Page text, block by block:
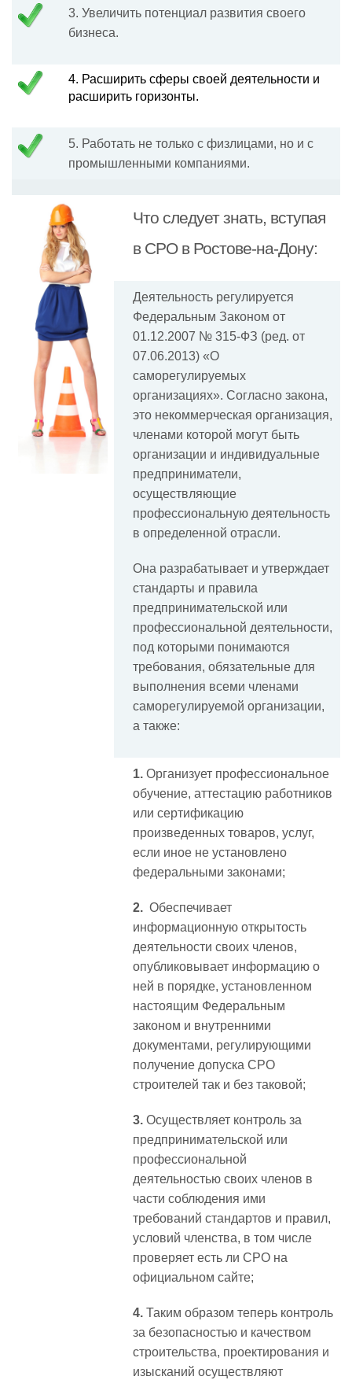
3. Увеличить потенциал развития своего
бизнеса.
4. Расширить сферы своей деятельности и
расширить горизонты.
5. Работать не только с физлицами, но и с
промышленными компаниями.
Что следует знать, вступая
в СРО в Ростове-на-Дону:
Деятельность регулируется
Федеральным Законом от
01.12.2007 № 315-ФЗ (ред. от
07.06.2013) «О
саморегулируемых
организациях». Согласно закона,
это некоммерческая организация,
членами которой могут быть
организации и индивидуальные
предприниматели,
осуществляющие
профессиональную деятельность
в определенной отрасли.
Она разрабатывает и утверждает
стандарты и правила
предпринимательской или
профессиональной деятельности,
под которыми понимаются
требования, обязательные для
выполнения всеми членами
саморегулируемой организации,
а также:
1. Организует профессиональное
обучение, аттестацию работников
или сертификацию
произведенных товаров, услуг,
если иное не установлено
федеральными законами;
2. Обеспечивает
информационную открытость
деятельности своих членов,
опубликовывает информацию о
ней в порядке, установленном
настоящим Федеральным
законом и внутренними
документами, регулирующими
получение допуска СРО
строителей так и без таковой;
3. Осуществляет контроль за
предпринимательской или
профессиональной
деятельностью своих членов в
части соблюдения ими
требований стандартов и правил,
условий членства, в том числе
проверяет есть ли СРО на
официальном сайте;
4. Таким образом теперь контроль
за безопасностью и качеством
строительства, проектирования и
изысканий осуществляют